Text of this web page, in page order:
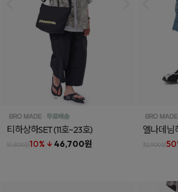
티하상하SET(11호~23호)
51,800원10% ↓ 46,700원
엘나데님
32,900원